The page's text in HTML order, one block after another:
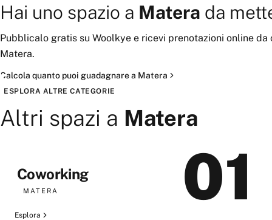
Hai uno spazio a Matera da
Pubblicalo gratis su Woolkye e ricevi prenotazioni online
Matera.
Calcola quanto puoi guadagnare a Matera
ESPLORA ALTRE CATEGORIE
Altri spazi a Matera
01
Coworking
MATERA
Esplora